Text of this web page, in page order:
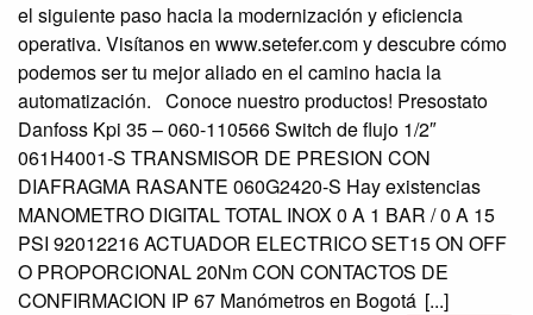
el siguiente paso hacia la modernización y eficiencia
operativa. Visítanos en www.setefer.com y descubre cómo
podemos ser tu mejor aliado en el camino hacia la
automatización. Conoce nuestro productos! Presostato
Danfoss Kpi 35 – 060-110566 Switch de flujo 1/2″
061H4001-S TRANSMISOR DE PRESION CON
DIAFRAGMA RASANTE 060G2420-S Hay existencias
MANOMETRO DIGITAL TOTAL INOX 0 A 1 BAR / 0 A 15
PSI 92012216 ACTUADOR ELECTRICO SET15 ON OFF
O PROPORCIONAL 20Nm CON CONTACTOS DE
CONFIRMACION IP 67 Manómetros en Bogotá [...]